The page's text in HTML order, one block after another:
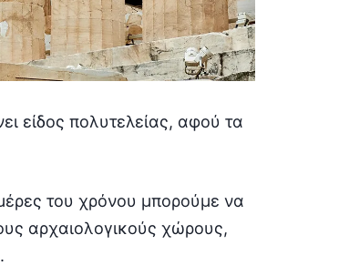
είδος πολυτελείας, αφού τα
του χρόνου μπορούμε να
αρχαιολογικούς χώρους,